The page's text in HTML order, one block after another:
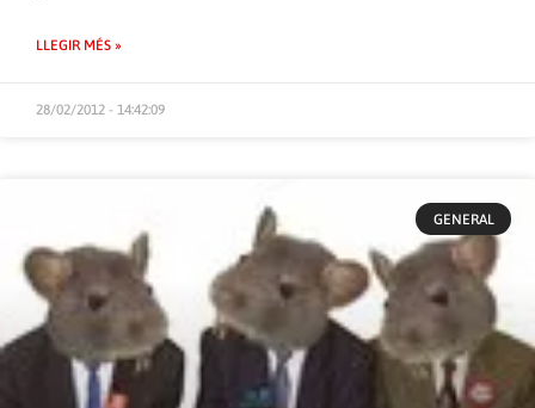
LLEGIR MÉS »
28/02/2012 - 14:42:09
GENERAL